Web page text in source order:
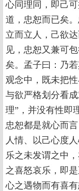
心同理同，即己
道，忠恕而已矣
立而立人，己欲
见，忠恕又兼可
矣。孟子曰：乃
观念中，既未把
与欲严格划分看
理”，并没有性即
忠恕都是就心而
人情、以己心度
乐之未发谓之中
之喜怒哀乐，即
心之遇物而有喜